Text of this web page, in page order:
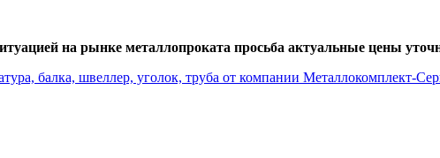
на рынке металлопроката просьба актуальные цены